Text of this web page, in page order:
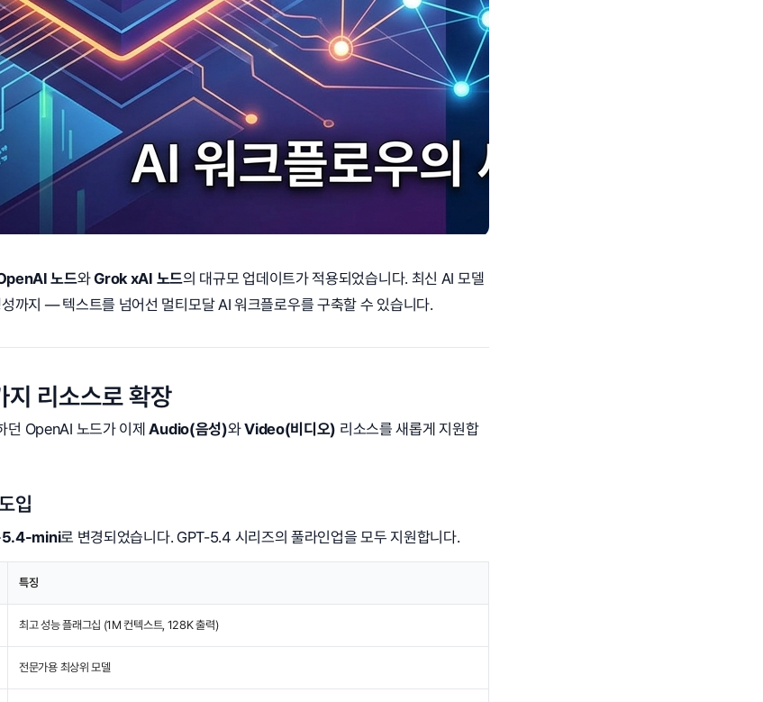
노드와Grok xAI 노드의 대규모 업데이트가 적용되었습니다. 최신 AI 모델
까지 — 텍스트를 넘어선 멀티모달 AI 워크플로우를 구축할 수 있습니다.
리소스로 확장
던 OpenAI 노드가 이제Audio(음성)와Video(비디오) 리소스를 새롭게 지원합
입
mini로 변경되었습니다. GPT-5.4 시리즈의 풀라인업을 모두 지원합니다.
특징
최고 성능 플래그십 (1M 컨텍스트, 128K 출력)
전문가용 최상위 모델